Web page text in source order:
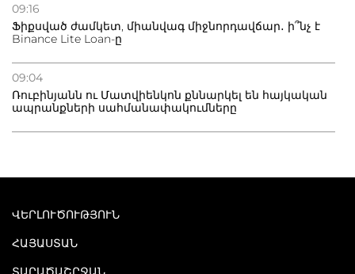
09:16
Ֆիքսված ժամկետ, միանվագ միջնորդավճար․ ի՞նչ է
Binance Lite Loan-ը
09:04
Ռուբինյանն ու Մատվիենկոն քննարկել են հայկական
ապրանքների սահմանափակումները
ՎԵՐԼՈՒԾՈՒԹՅՈՒՆ
ՀԱՅԱՍՏԱՆ